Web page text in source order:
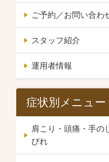
ご予約／お問い合わ
スタッフ紹介
運用者情報
症状別メニュー
肩こり・頭痛・手の
びれ